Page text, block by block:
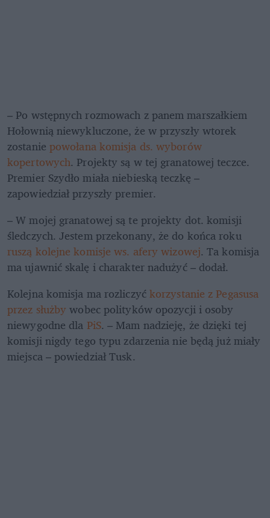
– Po wstępnych rozmowach z panem marszałkiem
Hołownią niewykluczone, że w przyszły wtorek
zostanie powołana komisja ds. wyborów
kopertowych. Projekty są w tej granatowej teczce.
Premier Szydło miała niebieską teczkę –
zapowiedział przyszły premier.
– W mojej granatowej są te projekty dot. komisji
śledczych. Jestem przekonany, że do końca roku
ruszą kolejne komisje ws. afery wizowej. Ta komisja
ma ujawnić skalę i charakter nadużyć – dodał.
Kolejna komisja ma rozliczyć korzystanie z Pegasusa
przez służby wobec polityków opozycji i osoby
niewygodne dla PiS. – Mam nadzieję, że dzięki tej
komisji nigdy tego typu zdarzenia nie będą już miały
miejsca – powiedział Tusk.